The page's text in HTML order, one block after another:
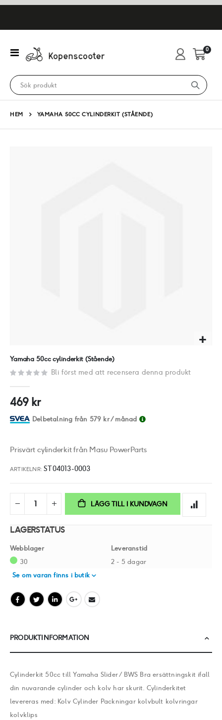
Växla
Nav
Cart
0
HEM YAMAHA 50CC CYLINDERKIT (STÅENDE)
början
bildgalleriet
Yamaha 50cc cylinderkit (Stående)
Bli först med att recensera denna produkt
469 kr
Delbetalning från 579 kr/ månad
Prisvärt cylinderkit från Masu PowerParts
ARTIKELNR ST04013-0003
LÄGG TILL I KUNDVAGN
LAGERSTATUS
Webblager
Leveranstid
30
2 - 5 dagar
Se om varan finns i butik
PRODUKTINFORMATION
Cylinderkit 50cc till Yamaha Slider / BWS Bra ersättningskit ifall
din nuvarande cylinder och kolv har skurit. Cylinderkitet
levereras med: Kolv Cylinder Packningar kolvbult kolvringar
kolvklips